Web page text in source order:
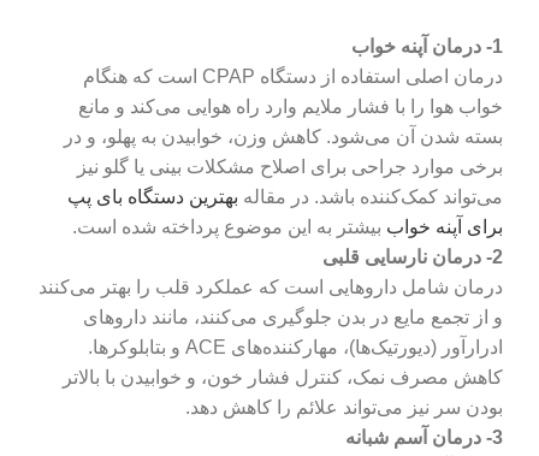
1- درمان آپنه خواب
درمان اصلی استفاده از دستگاه CPAP است که هنگام
خواب هوا را با فشار ملایم وارد راه هوایی می‌کند و مانع
بسته شدن آن می‌شود. کاهش وزن، خوابیدن به پهلو، و در
برخی موارد جراحی برای اصلاح مشکلات بینی یا گلو نیز
می‌تواند کمک‌کننده باشد. در مقاله بهترین دستگاه بای پپ
برای آپنه خواب بیشتر به این موضوع پرداخته شده است.
2- درمان نارسایی قلبی
درمان شامل داروهایی است که عملکرد قلب را بهتر می‌کنند
و از تجمع مایع در بدن جلوگیری می‌کنند، مانند داروهای
ادرارآور (دیورتیک‌ها)، مهارکننده‌های ACE و بتابلوکرها.
کاهش مصرف نمک، کنترل فشار خون، و خوابیدن با بالاتر
بودن سر نیز می‌تواند علائم را کاهش دهد.
3- درمان آسم شبانه